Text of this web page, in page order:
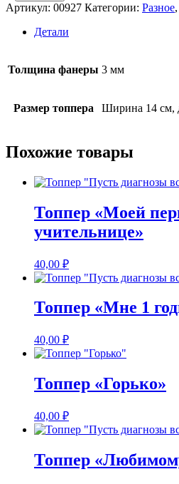
Артикул: 00927 Категории: Разное,
Детали
Толщина фанеры 3 мм
Размер топпера Ширина 14 см,
Похожие товары
Топпер «Моей
учительнице»
40,00 ₽
Топпер «Мне 1
40,00 ₽
Топпер «Горько»
40,00 ₽
Топпер